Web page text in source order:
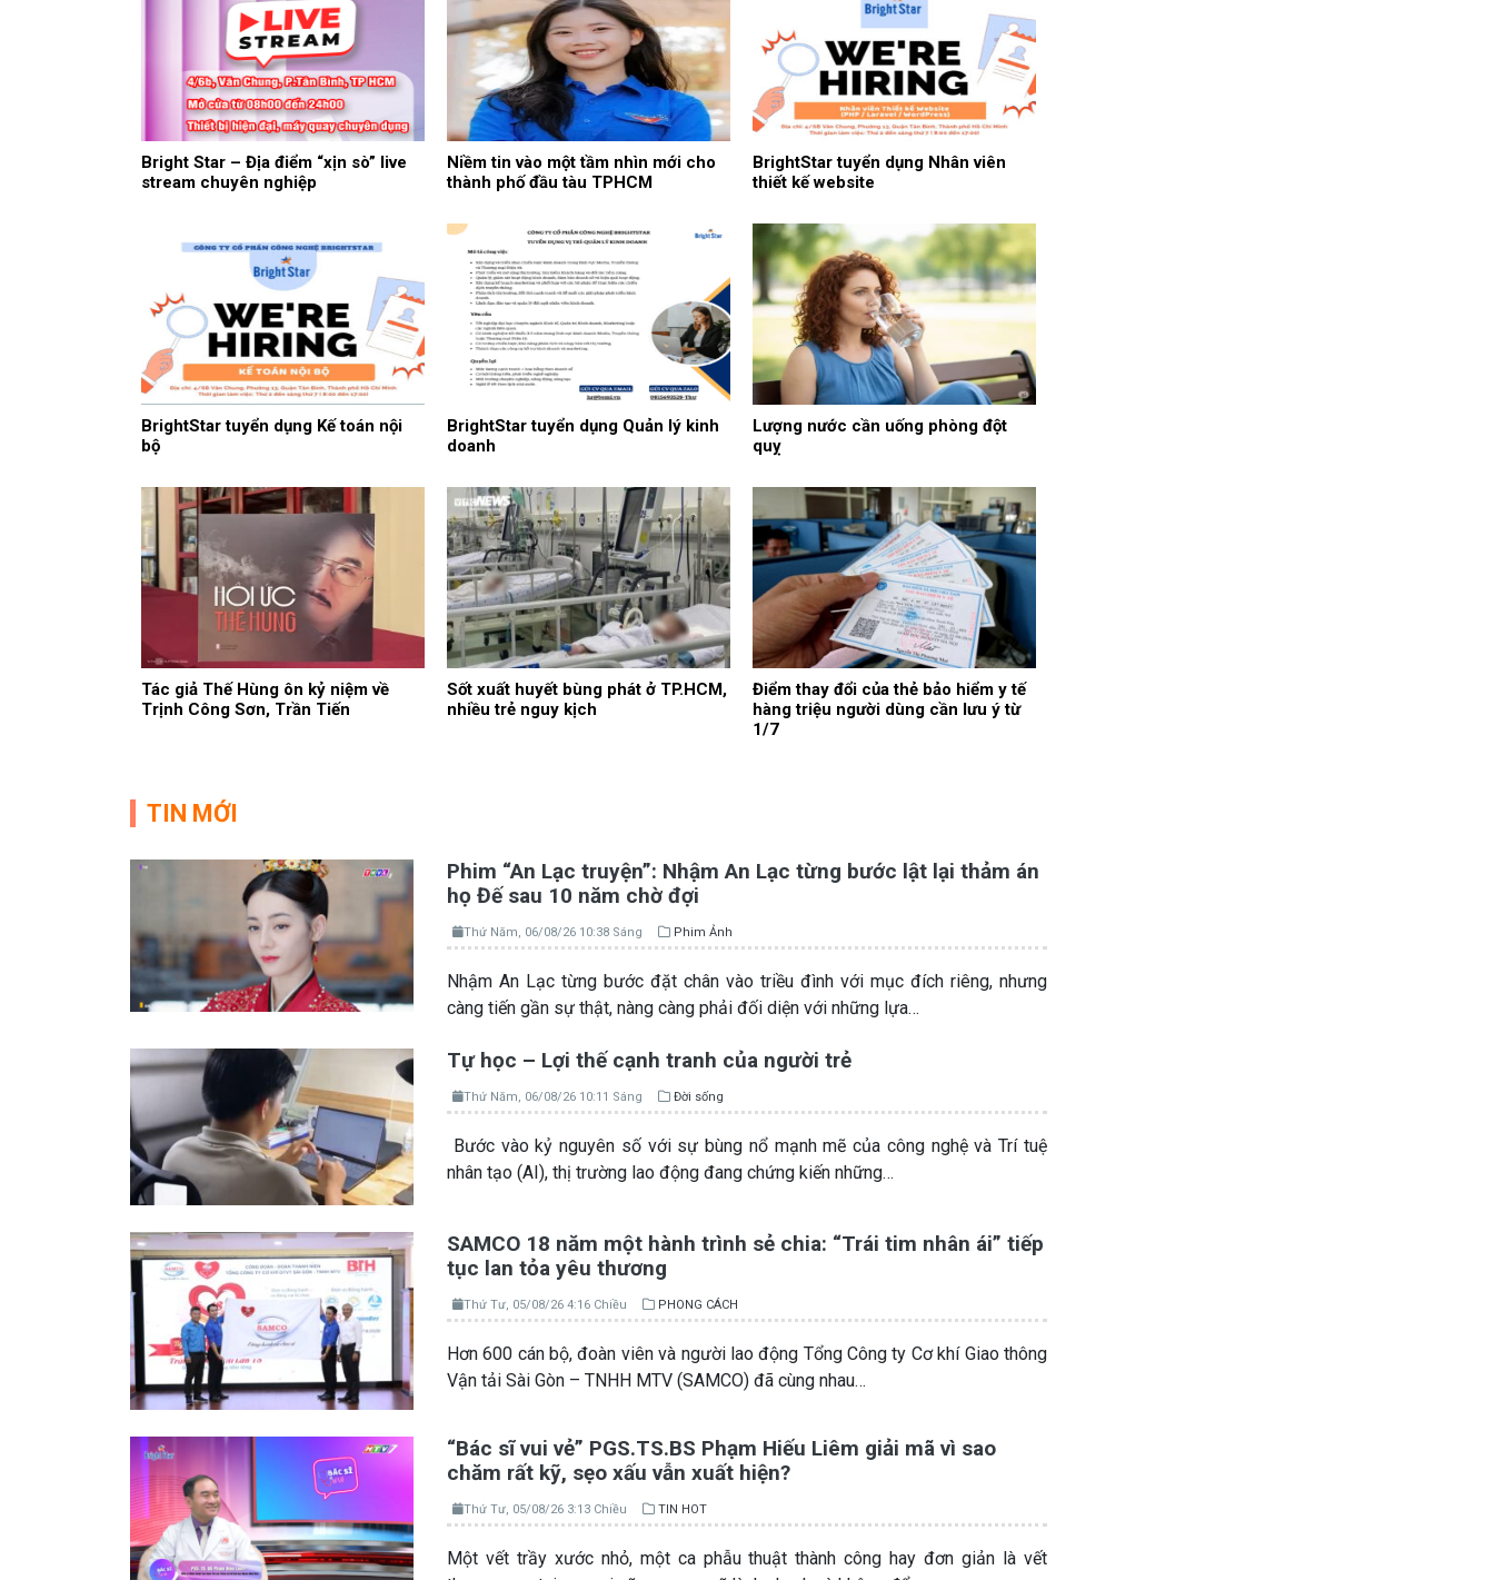
Bright Star – Địa điểm “xịn sò” live
stream chuyên nghiệp
Niềm tin vào một tầm nhìn mới cho
thành phố đầu tàu TPHCM
BrightStar tuyển dụng Nhân viên
thiết kế website
BrightStar tuyển dụng Kế toán nội
bộ
BrightStar tuyển dụng Quản lý kinh
doanh
Lượng nước cần uống phòng đột
quỵ
Tác giả Thế Hùng ôn kỷ niệm về
Trịnh Công Sơn, Trần Tiến
Sốt xuất huyết bùng phát ở TP.HCM,
nhiều trẻ nguy kịch
Điểm thay đổi của thẻ bảo hiểm y tế
hàng triệu người dùng cần lưu ý từ
1/7
TIN MỚI
Phim “An Lạc truyện”: Nhậm An Lạc từng bước lật lại thảm án
họ Đế sau 10 năm chờ đợi
Thứ Năm, 06/08/26 10:38 Sáng Phim Ảnh
Nhậm An Lạc từng bước đặt chân vào triều đình với mục đích riêng, nhưng
càng tiến gần sự thật, nàng càng phải đối diện với những lựa…
Tự học – Lợi thế cạnh tranh của người trẻ
Thứ Năm, 06/08/26 10:11 Sáng Đời sống
Bước vào kỷ nguyên số với sự bùng nổ mạnh mẽ của công nghệ và Trí tuệ
nhân tạo (AI), thị trường lao động đang chứng kiến những…
SAMCO 18 năm một hành trình sẻ chia: “Trái tim nhân ái” tiếp
tục lan tỏa yêu thương
Thứ Tư, 05/08/26 4:16 Chiều PHONG CÁCH
Hơn 600 cán bộ, đoàn viên và người lao động Tổng Công ty Cơ khí Giao thông
Vận tải Sài Gòn – TNHH MTV (SAMCO) đã cùng nhau…
“Bác sĩ vui vẻ” PGS.TS.BS Phạm Hiếu Liêm giải mã vì sao
chăm rất kỹ, sẹo xấu vẫn xuất hiện?
Thứ Tư, 05/08/26 3:13 Chiều TIN HOT
Một vết trầy xước nhỏ, một ca phẫu thuật thành công hay đơn giản là vết